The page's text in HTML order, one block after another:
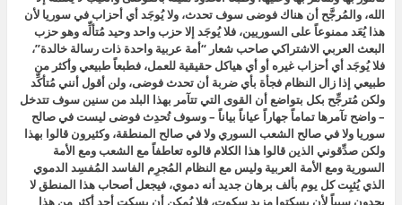
الله، والمُرجَّح أن هناك فوضى سوف تحدث، ولا يُوجَد أي أحزاب في سوريا لأن
هذا يُعَد ممنوعاً على السوريين، فلا يُوجَد إلا حزب واحد وحيد مُتألِّه وهو حزب
البعث العربي الاشتراكي صاحب شعار “أمة عربية واحدة ذات رسالة خالدة”،
فلا يُوجَد أي أحزاب غيره أو أي هياكل حقيقية للعمل، فطبعاً طبيعي وأكثر من
طبيعي إذا زال النظام فجأة بأي ضربة أن تحدث فوضى، ولن أقول أنني مُتأكِّد
ولكن مُترجِّح بكل بتواضع أن القوى التي تتآمر بهذا البلد من سنين سوف تتدخل
– واضح تآمرها تماماً جهاراً عياناً بياناً – وسوف تُحدِث فوضى ليست في صالح
سوريا ولا في صالح الشعب السوري ولا في صالح المنطقة، وكثيرون قالوا بهذا
ولكن صدِّقوني الذين قالوا هذا الكلام قالوه تعاطفاً مع الشعب ومع الأمة
السورية ومع الأمة العربية وليس مع النظام المُجرِم الفاسد المُفسِد الدموي
الذي يُثبِت كل يوم بألف برهان جديد أنه دموي، فيجعل أصحاب هذا المنطق لا
يجدون سبباً لأن يسكتوا مزيد سكوت، فلا يُمكِن أن يسكت أحد أكثر من هذا